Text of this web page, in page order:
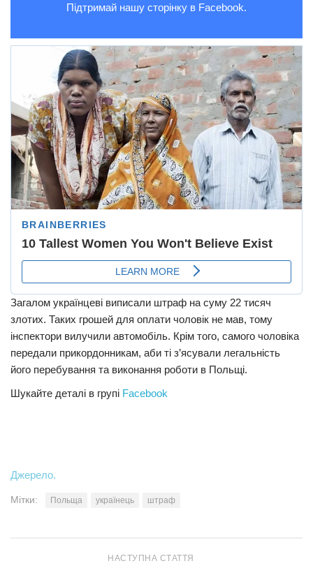
Підтримай нашу сторінку в Facebook.
Загалом українцеві виписали штраф на суму 22 тисяч
злотих. Таких грошей для оплати чоловік не мав, тому
інспектори вилучили автомобіль. Крім того, самого чоловіка
передали прикордонникам, аби ті з’ясували легальність
його перебування та виконання роботи в Польщі.
Шукайте деталі в групі Facebook
Джерело.
Мітки: Польща українець штраф
НАСТУПНА СТАТТЯ